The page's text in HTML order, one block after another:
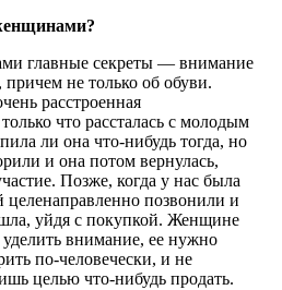
главные секреты — внимание
причем не только об обуви.
расстроенная
что рассталась с молодым
ли она что-нибудь тогда, но
и она потом вернулась,
Позже, когда у нас была
позвонили и
уйдя с покупкой. Женщине
внимание, ее нужно
по-человечески, и не
целью что-нибудь продать.